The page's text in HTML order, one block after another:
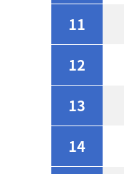
11
12
13
14